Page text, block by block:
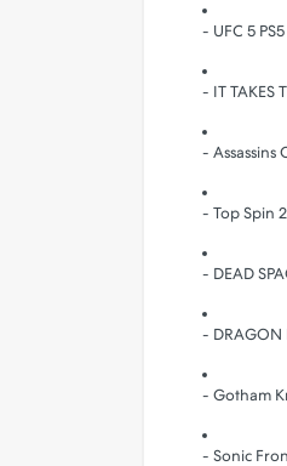
- UFC 5 PS5
- IT TAKES
- Assassins
- Top Spin
- DEAD
- DRAGON
- Gotham
- Sonic